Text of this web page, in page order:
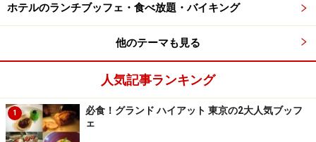
ホテルのランチブッフェ・食べ放題・バイキング
他のテーマも見る
人気記事ランキング
1
必食！グランド ハイアット 東京の2大人気ブッフ
ェ